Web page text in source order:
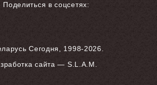
Сегодня, 1998-2026.
сайта — S.L.A.M.
Поделиться в соцсетях: